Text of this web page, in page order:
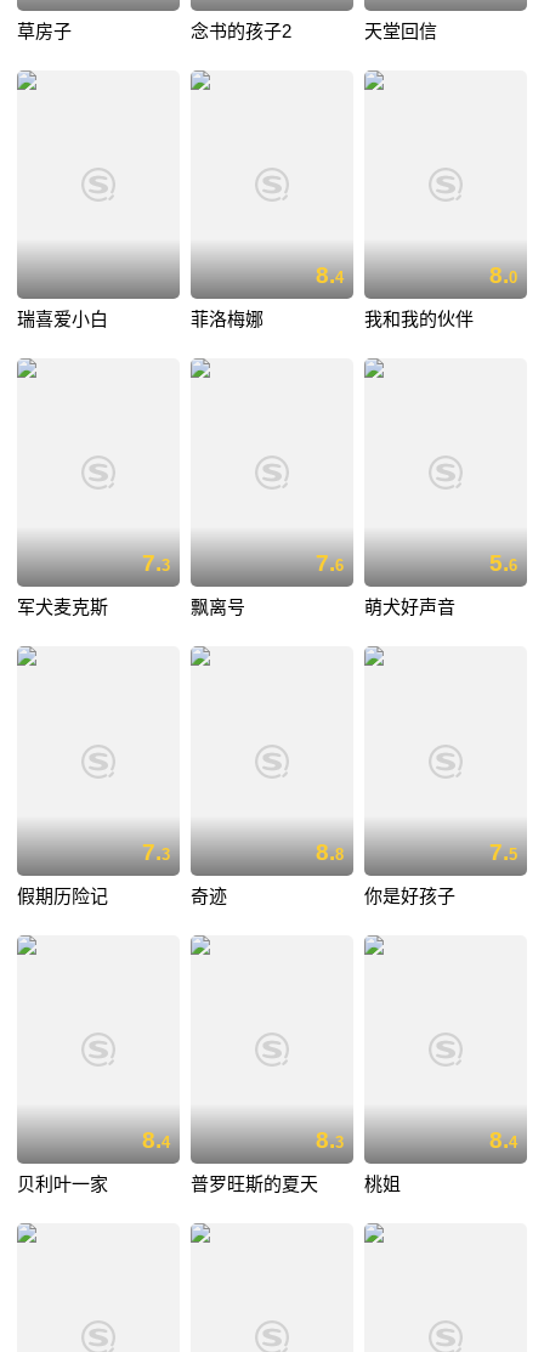
草房子 念书的孩子2 天堂回信
瑞喜爱小白
8.4
菲洛梅娜
8.0
我和我的伙伴
7.3
军犬麦克斯
7.6
飘离号
5.6
萌犬好声音
7.3
假期历险记
8.8
奇迹
7.5
你是好孩子
8.4
贝利叶一家
8.3
普罗旺斯的夏天
8.4
桃姐